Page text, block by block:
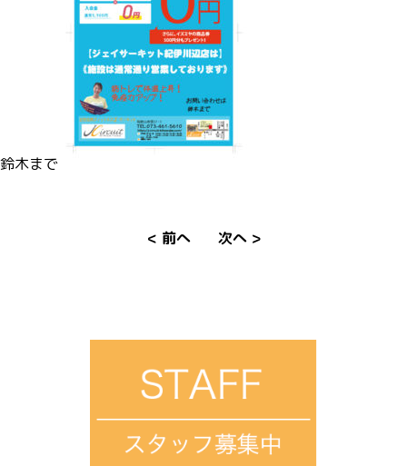
鈴木まで
< 前へ 次へ >